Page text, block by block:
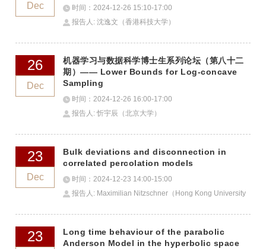
Dec
时间：2024-12-26 15:10-17:00
报告人: 沈逸文（香港科技大学）
26
Dec
机器学习与数据科学博士生系列论坛（第八十二
期）—— Lower Bounds for Log-concave
Sampling
时间：2024-12-26 16:00-17:00
报告人: 忻宇辰（北京大学）
23
Dec
Bulk deviations and disconnection in
correlated percolation models
时间：2024-12-23 14:00-15:00
报告人: Maximilian Nitzschner（Hong Kong University
23
Long time behaviour of the parabolic
Anderson Model in the hyperbolic space